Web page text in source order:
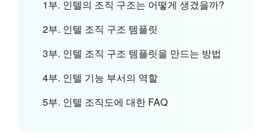
1부. 인텔의 조직 구조는 어떻게 생겼을까?
2부. 인텔 조직 구조 템플릿
3부. 인텔 조직 구조 템플릿을 만드는 방법
4부. 인텔 기능 부서의 역할
5부. 인텔 조직도에 대한 FAQ